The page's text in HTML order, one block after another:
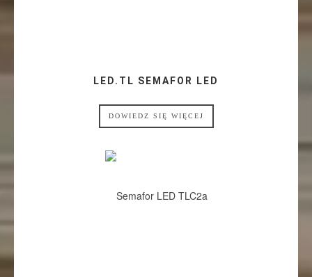
LED.TL SEMAFOR LED
DOWIEDZ SIĘ WIĘCEJ